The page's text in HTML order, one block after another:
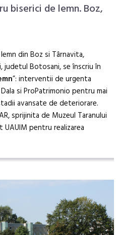
biserici de lemn. Boz,
din Boz si Târnavita,
judetul Botosani, se înscriu în
”: interventii de urgenta
si ProPatrimonio pentru mai
avansate de deteriorare.
sprijinita de Muzeul Taranului
UAUIM pentru realizarea